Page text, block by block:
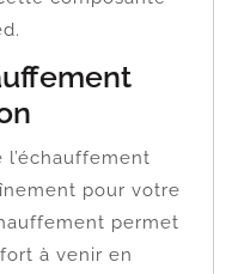
l’échauffement
pour votre
permet
à venir en